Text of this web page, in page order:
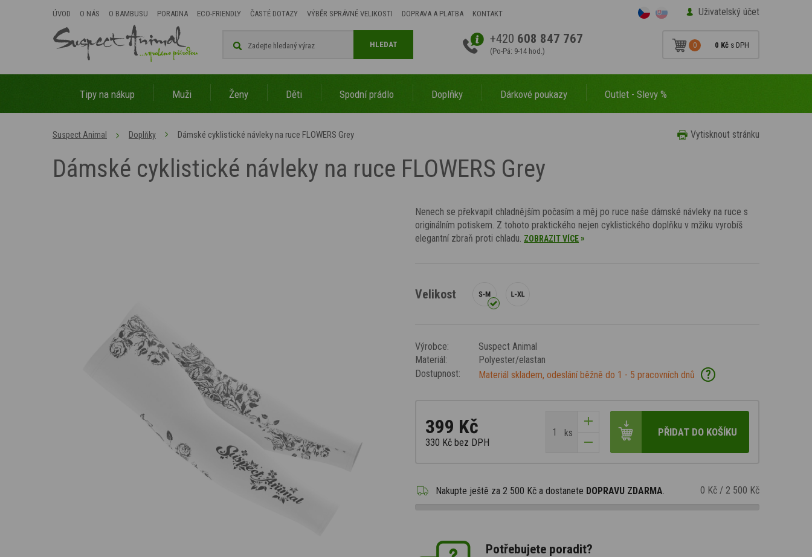
ÚVOD O NÁS O BAMBUSU PORADNA ECO-FRIENDLY ČASTÉ DOTAZY VÝBĚR SPRÁVNÉ VELIKOSTI DOPRAVA A PLATBA KONTAKT Uživatelský účet
+420 608 847 767
(Po-Pá: 9-14 hod.)
0 0 Kč s DPH
HLEDAT
Tipy na nákup Muži Ženy Děti Spodní prádlo Doplňky Dárkové poukazy Outlet - Slevy %
Vytisknout stránku
Suspect Animal Doplňky Dámské cyklistické návleky na ruce FLOWERS Grey
Dámské cyklistické návleky na ruce FLOWERS Grey
Nenech se překvapit chladnějším počasím a měj po ruce naše dámské návleky na ruce s
originálním potiskem. Z tohoto praktického nejen cyklistického doplňku v mžiku vyrobíš
elegantní zbraň proti chladu. ZOBRAZIT VÍCE»
Velikost
Výrobce:
Suspect Animal
Materiál:
Polyester/elastan
Dostupnost:
Materiál skladem, odeslání běžně do 1 - 5 pracovních dnů ?
399 Kč
330 Kč bez DPH
ks PŘIDAT DO KOŠÍKU
Nakupte ještě za 2 500 Kč a dostanete DOPRAVU ZDARMA. 0 Kč / 2 500 Kč
Potřebujete poradit?